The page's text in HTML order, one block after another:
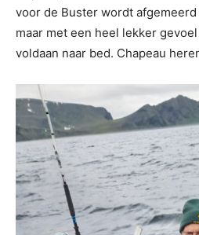
voor de Buster wordt afgemeerd
maar met een heel lekker
voldaan naar bed. Chapeau